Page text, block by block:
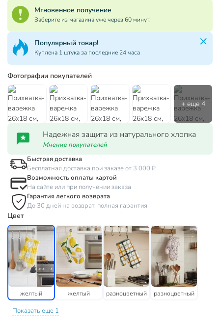
Мгновенное получение
Заберите из магазина уже через 60 минут!
Популярная категория!
За сутки куплено 310 товаров
Фотографии покупателей
Надежная защита из натурального хлопка
Мнение покупателей
Быстрая доставка
Бесплатная доставка при заказе от 3 000 ₽
Возможность оплаты картой
На сайте или при получении заказа
Гарантия легкого возврата
До 30 дней на возврат, полная гарантия
Цвет
желтый желтый разноцветный разноцветный
Показать еще 1